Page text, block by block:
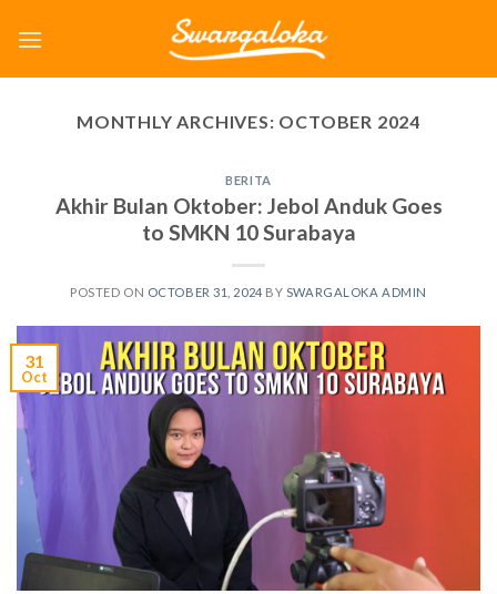
MONTHLY ARCHIVES: OCTOBER 2024
BERITA
Akhir Bulan Oktober: Jebol Anduk Goes
to SMKN 10 Surabaya
POSTED ON OCTOBER 31, 2024 BY SWARGALOKA ADMIN
31
Oct